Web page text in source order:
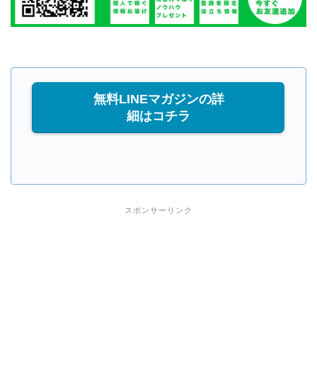
無料LINEマガジンの詳
細はコチラ
スポンサーリンク